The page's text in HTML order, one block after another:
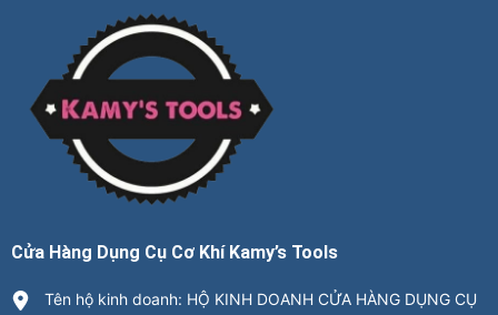
Cửa Hàng Dụng Cụ Cơ Khí Kamy’s Tools
Tên hộ kinh doanh: HỘ KINH DOANH CỬA HÀNG DỤNG CỤ